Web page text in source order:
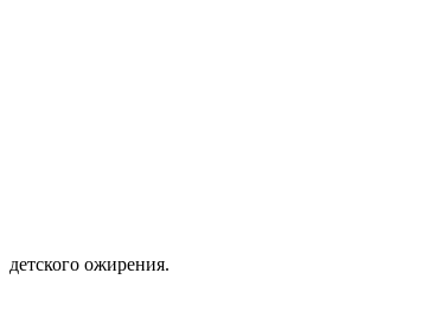
детского ожирения.